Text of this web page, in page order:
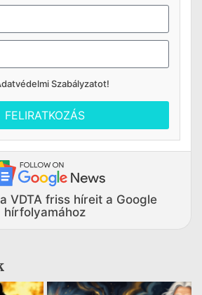
Szabályzatot!
FELIRATKOZÁS
VDTA friss híreit a Google
hírfolyamához